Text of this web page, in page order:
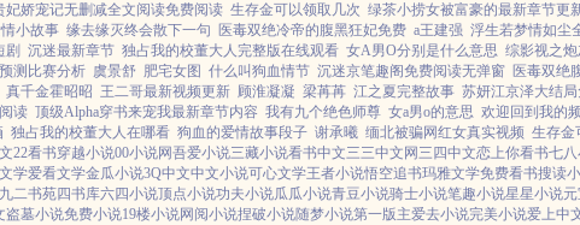
妃娇宠记无删减全文阅读免费阅读 生存金可以领取几次 绿茶小捞女被富豪的最新章节更
小故事 缘去缘灭终会散下一句 医毒双绝冷帝的腹黑狂妃免费 a王建强 浮生若梦情如尘
剧 沉迷最新章节 独占我的校董大人完整版在线观看 女A男O分别是什么意思 综影视之
测比赛分析 虞景舒 肥宅女图 什么叫狗血情节 沉迷京笔趣阁免费阅读无弹窗 医毒双绝
真千金霍昭昭 王二哥最新视频更新 顾淮凝凝 梁苒苒 江之夏完整故事 苏妍江京泽大结
读 顶级Alpha穿书来宠我最新章节内容 我有九个绝色师尊 女a男o的意思 欢迎回到我的
独占我的校董大人在哪看 狗血的爱情故事段子 谢承曦 缅北被骗网红女真实视频 生存金
22看书穿越小说00小说网吾爱小说三藏小说看书中文三三中文网 三四中文恋上你看书七
学爱看文学金瓜小说3Q中文中文小说可心文学王者小说悟空追书玛雅文学免费看书搜读
九二书苑四书库六四小说顶点小说功夫小说瓜瓜小说青豆小说骑士小说笔趣小说星星小说
盗墓小说免费小说19楼小说网阅小说捏破小说随梦小说第一版主爱去小说完美小说爱上中